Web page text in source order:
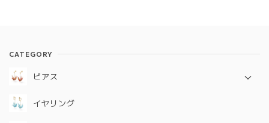
CATEGORY
ピアス
定番シリーズ
イヤリング